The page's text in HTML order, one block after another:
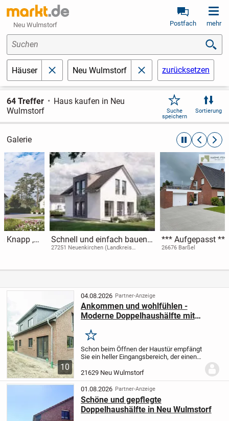
Neu Wulmstorf Postfach mehr
Suchen
Häuser schließenNeu Wulmstorf schließenzurücksetzen
64 Treffer
Haus kaufen in Neu
Wulmstorf
Suche
speichern
Sortierung
Galerie automatische
Schnell und einfach bauen
mit Massa! - dazu das
27251 Neuenkirchen (Landkreis
*** Aufgepasst *** Perfekte
Kapitalanlage - super
Wohnhaus in toller Lage
K.P. 2
26676 Barßel
10
04.08.2026 Partner-Anzeige
Ankommen und wohlfühlen -
Moderne Doppelhaushälfte mit
Merken
Schon beim Öffnen der Haustür empfängt
Sie ein heller Eingangsbereich, der einen
modernen Wohnatmosphäre vermittelt.
Die durchdachte Raumaufteilung sorgt...
21629 Neu Wulmstorf
01.08.2026 Partner-Anzeige
Schöne und gepflegte
Doppelhaushälfte in Neu Wulmstorf